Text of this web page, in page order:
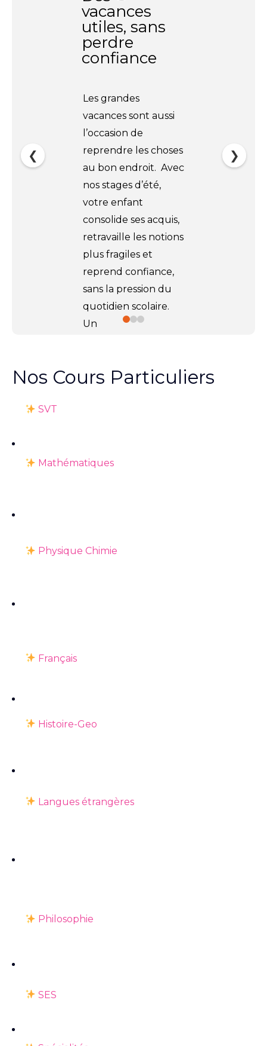
vacances
utiles, sans
perdre
confiance
Les grandes
vacances sont aussi
l’occasion de
reprendre les choses
au bon endroit. Avec
nos stages d’été,
votre enfant
consolide ses acquis,
retravaille les notions
plus fragiles et
reprend confiance,
sans la pression du
quotidien scolaire.
Un
de 2h par matière,
❮ ❯
Nos Cours Particuliers
SVT
Mathématiques
Physique Chimie
Français
Histoire-Geo
Langues étrangères
Philosophie
SES